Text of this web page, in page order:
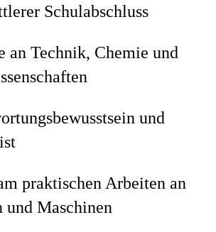
Schulabschluss
an Technik, Chemie und
und
praktischen Arbeiten an
und Maschinen